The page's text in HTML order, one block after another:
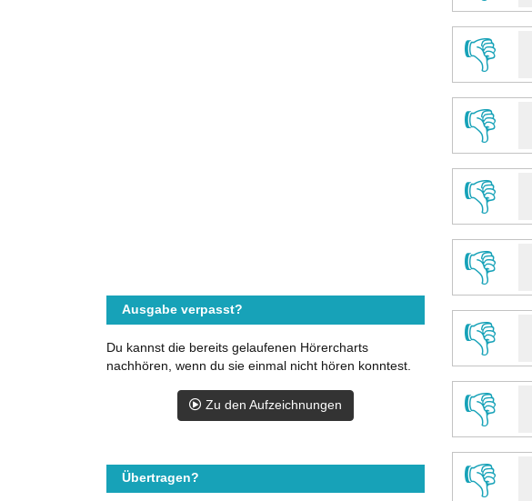
👎
👎
👎
👎
👎
👎
👎
Ausgabe verpasst?
Du kannst die bereits gelaufenen Hörercharts
nachhören, wenn du sie einmal nicht hören konntest.
Zu den Aufzeichnungen
Übertragen?